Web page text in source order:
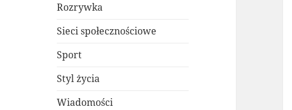
Rozrywka
Sieci społecznościowe
Sport
Styl życia
Wiadomości